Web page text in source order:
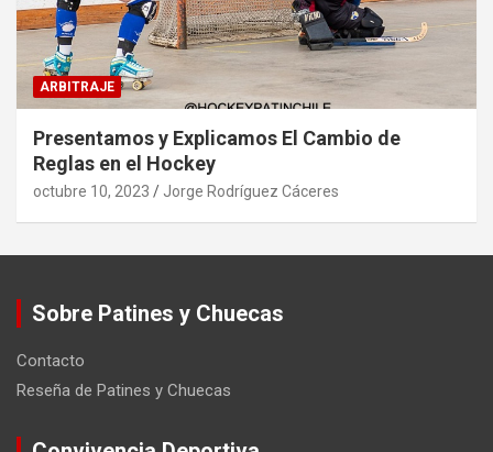
ARBITRAJE
Presentamos y Explicamos El Cambio de
Reglas en el Hockey
octubre 10, 2023 Jorge Rodríguez Cáceres
Sobre Patines y Chuecas
Contacto
Reseña de Patines y Chuecas